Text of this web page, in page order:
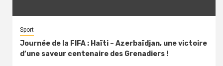
Sport
Journée de la FIFA : Haïti – Azerbaïdjan, une victoire
d’une saveur centenaire des Grenadiers !